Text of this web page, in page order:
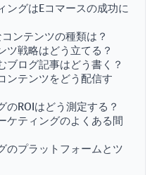
ングはEコマースの成功に
ンテンツの種類は？
ツ戦略はどう立てる？
ブログ記事はどう書く？
ンテンツをどう配信す
のROIはどう測定する？
ケティングのよくある間
のプラットフォームとツ